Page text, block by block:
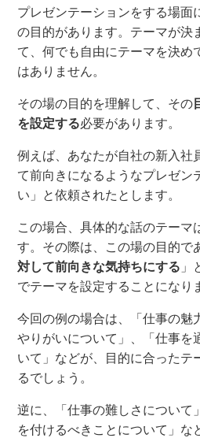
プレゼンテーションをする場面
の目的があります。テーマが決
て、何でも自由にテーマを決め
はありません。
その場の目的を理解して、その
を設定する必要があります。
例えば、あなたが自社の新入社
て前向きになるようなプレゼン
い」と依頼されたとします。
この場合、具体的な話のテーマ
す。その際は、この場の目的で
対して前向きな気持ちにする 」
でテーマを設定することになり
今回の例の場合は、「仕事の魅
やりがいについて」、「仕事を
いて」などが
目的に合ったテ
るでしょう。
逆に、「仕事の難しさについて
を付けるべきことについて」な